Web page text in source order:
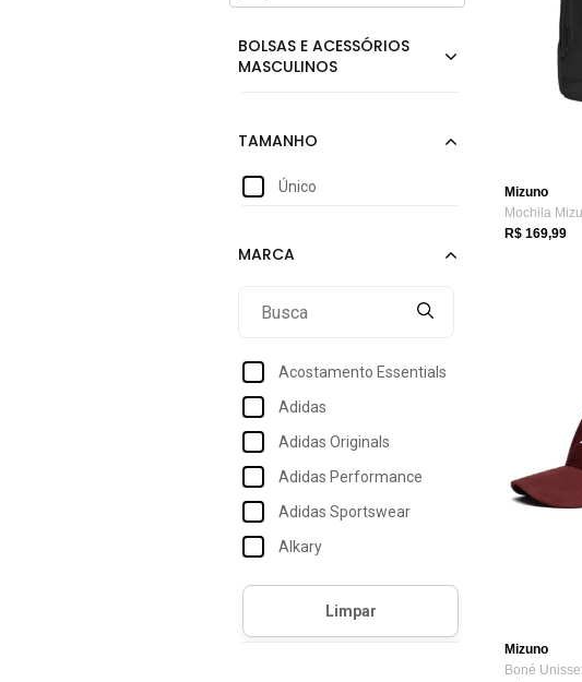
Único
Acostamento Essentials
Adidas
Adidas Originals
Adidas Performance
Adidas Sportswear
Alkary
American Tourister
Approve
Mizuno
Mochila
R$ 169,99
Mizuno